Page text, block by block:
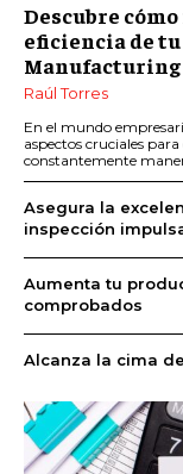
Descubre
eficiencia de
Manufacturing
Raúl Torres
En el mundo
aspectos cruciales
constantemente
Asegura la
inspección
Aumenta tu
comprobados
Alcanza la cima